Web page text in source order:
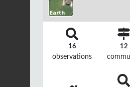
16
observations
12